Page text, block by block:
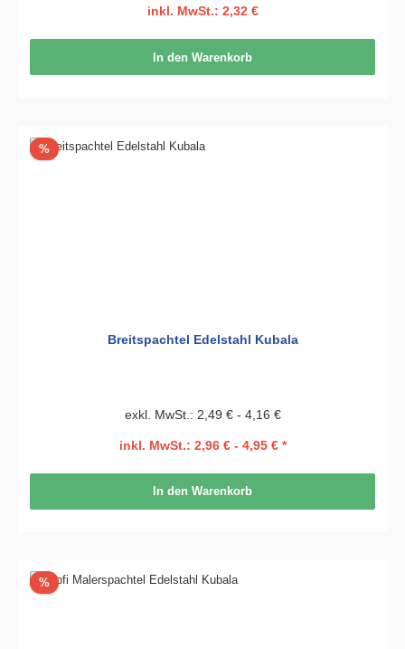
inkl. MwSt.: 2,32 €
In den Warenkorb
%Rabatt
Breitspachtel Edelstahl Kubala
exkl. MwSt.: 2,49 € - 4,16 €
inkl. MwSt.: 2,96 € - 4,95 € *
In den Warenkorb
%Rabatt